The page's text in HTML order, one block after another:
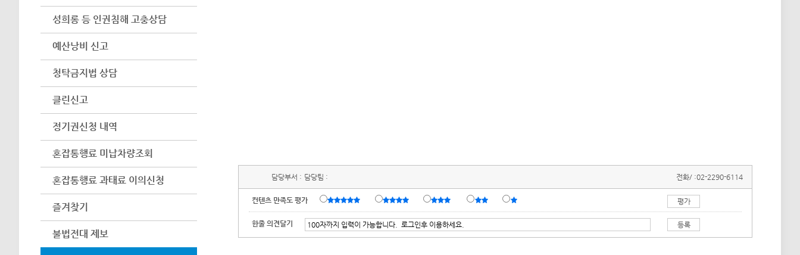
성희롱 등 인권침해 고충상담
예산낭비 신고
청탁금지법 상담
클린신고
정기권신청 내역
혼잡통행료 미납차량조회
혼잡통행료 과태료 이의신청
즐겨찾기
불법전대 제보
담당부서 : 담당팀 : 전화/ :02-2290-6114
컨텐츠 만족도 평가
한줄 의견달기